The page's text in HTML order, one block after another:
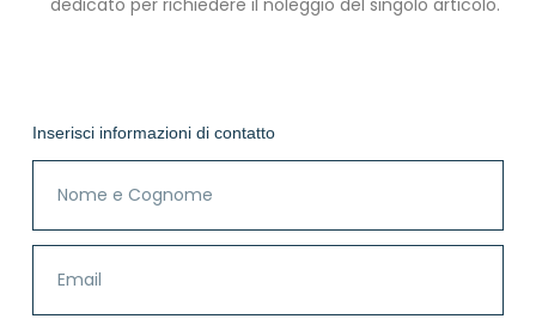
dedicato per richiedere il noleggio del singolo articolo.
Inserisci informazioni di contatto